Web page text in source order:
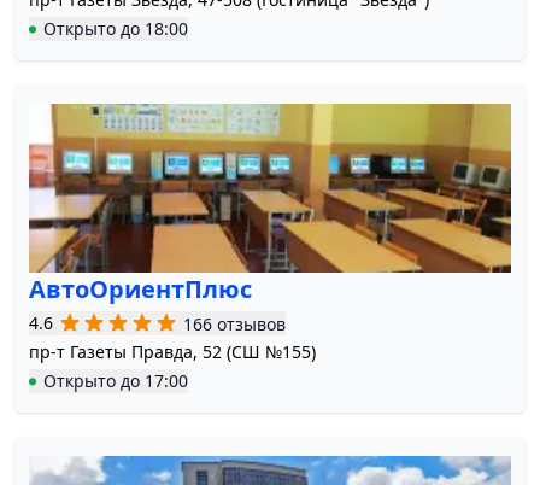
Открыто до 18:00
АвтоОриентПлюс
4.6
166 отзывов
пр-т Газеты Правда, 52 (СШ №155)
Открыто до 17:00